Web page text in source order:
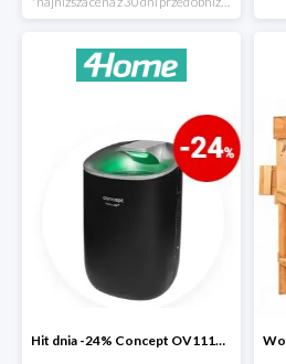
Hit dnia -24% Concept OV1110 osuszacz powietrza Perfect Air